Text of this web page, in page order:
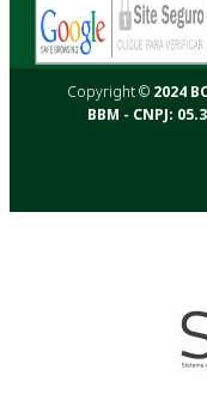
Copyright © 2024
BBM - CNPJ: